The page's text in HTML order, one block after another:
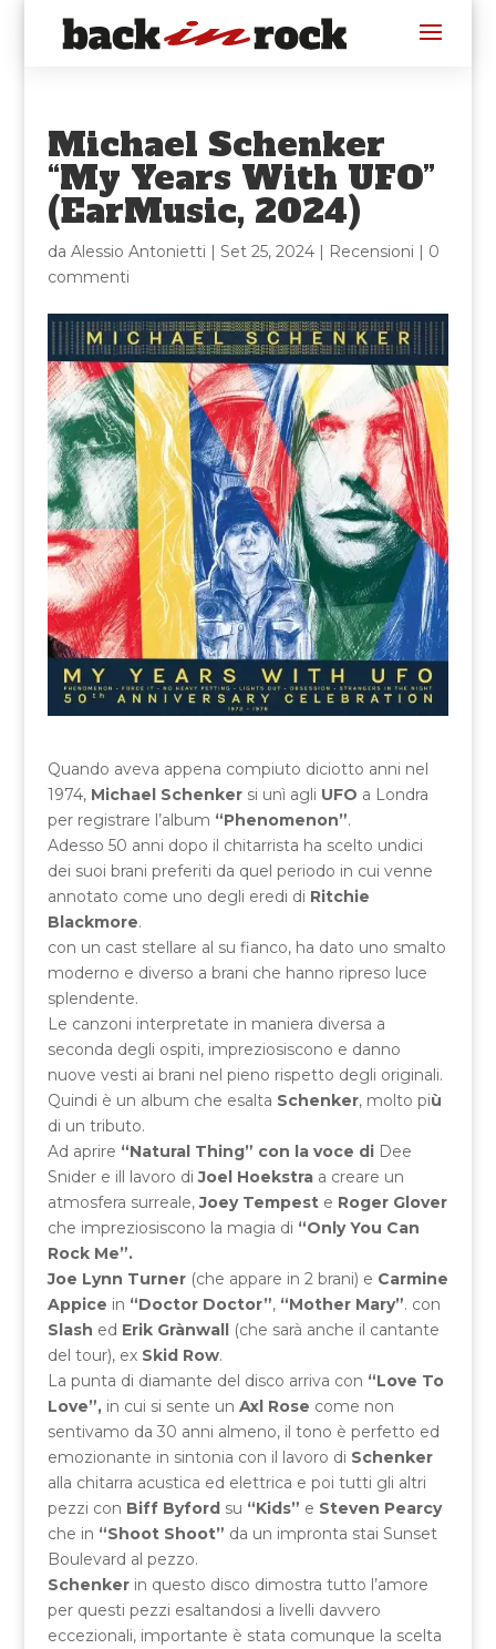
Michael Schenker
“My Years With UFO”
(EarMusic, 2024)
da Alessio Antonietti | Set 25, 2024| Recensioni | 0
commenti
Quando aveva appena compiuto diciotto anni nel
1974, Michael Schenker si unì agli UFO a Londra
per registrare l’album “Phenomenon”.
Adesso 50 anni dopo il chitarrista ha scelto undici
dei suoi brani preferiti da quel periodo in cui venne
annotato come uno degli eredi di Ritchie
Blackmore.
con un cast stellare al su fianco, ha dato uno smalto
moderno e diverso a brani che hanno ripreso luce
splendente.
Le canzoni interpretate in maniera diversa a
seconda degli ospiti, impreziosiscono e danno
nuove vesti ai brani nel pieno rispetto degli originali.
Quindi è un album che esalta Schenker, molto più
di un tributo.
Ad aprire “Natural Thing” con la voce diDee
Snider e ill lavoro diJoel Hoekstraa creare un
atmosfera surreale,Joey Tempeste Roger Glover
che impreziosiscono la magia di “Only You Can
Rock Me”.
Joe Lynn Turner(che appare in 2 brani) e Carmine
Appice in “Doctor Doctor”, “Mother Mary”. con
Slash ed Erik Grànwall (che sarà anche il cantante
del tour), ex Skid Row.
La punta di diamante del disco arriva con “Love To
Love”,in cui si sente un Axl Rose come non
sentivamo da 30 anni almeno, il tono è perfetto ed
emozionante in sintonia con il lavoro di Schenker
alla chitarra acustica ed elettrica e poi tutti gli altri
pezzi con Biff Byfordsu “Kids” e Steven Pearcy
che in “Shoot Shoot” da un impronta stai Sunset
Boulevard al pezzo.
Schenkerin questo disco dimostra tutto l’amore
per questi pezzi esaltandosi a livelli davvero
eccezionali, importante è stata comunque la scelta